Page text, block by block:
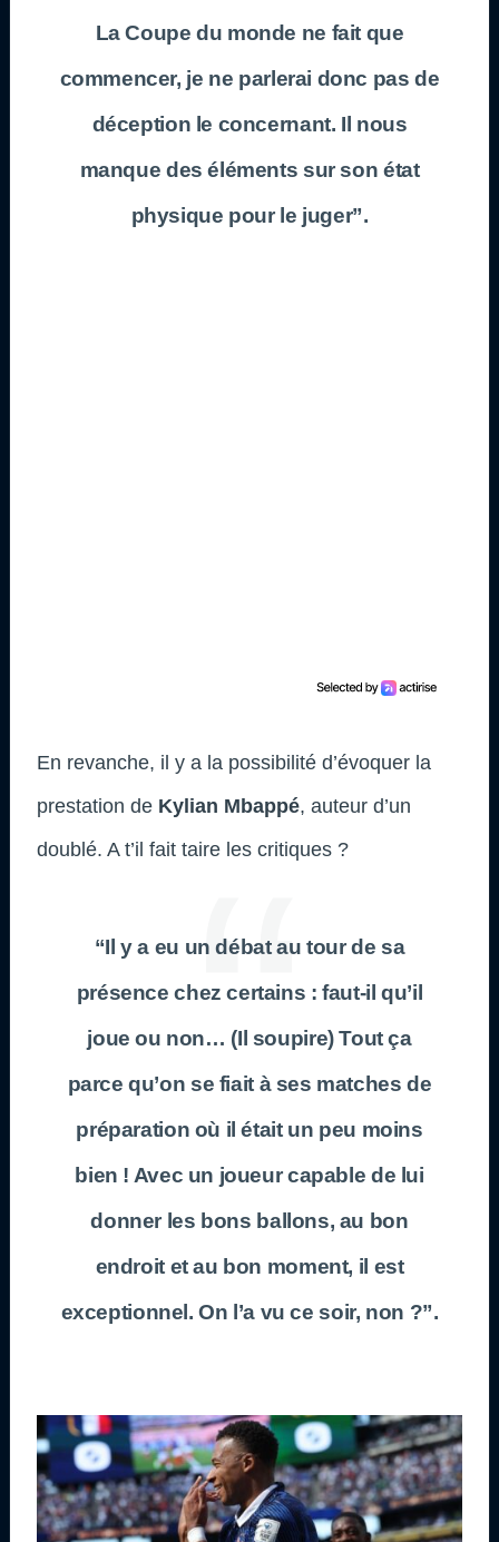
La Coupe du monde ne fait que
commencer, je ne parlerai donc pas de
déception le concernant. Il nous
manque des éléments sur son état
physique pour le juger”.
En revanche, il y a la possibilité d’évoquer la
prestation de Kylian Mbappé, auteur d’un
doublé. A t’il fait taire les critiques ?
“Il y a eu un débat au tour de sa
présence chez certains : faut-il qu’il
joue ou non… (Il soupire) Tout ça
parce qu’on se fiait à ses matches de
préparation où il était un peu moins
bien ! Avec un joueur capable de lui
donner les bons ballons, au bon
endroit et au bon moment, il est
exceptionnel. On l’a vu ce soir, non ?”.